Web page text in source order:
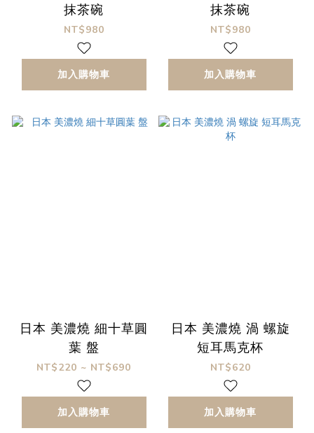
抹茶碗
NT$980
加入購物車
抹茶碗
NT$980
加入購物車
日本 美濃燒 細十草圓
葉 盤
NT$220 ~ NT$690
加入購物車
日本 美濃燒 渦 螺旋
短耳馬克杯
NT$620
加入購物車